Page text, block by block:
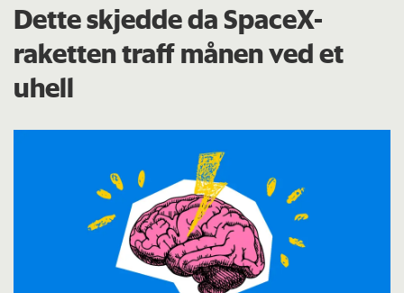
Dette skjedde da SpaceX-
raketten traff månen ved et
uhell